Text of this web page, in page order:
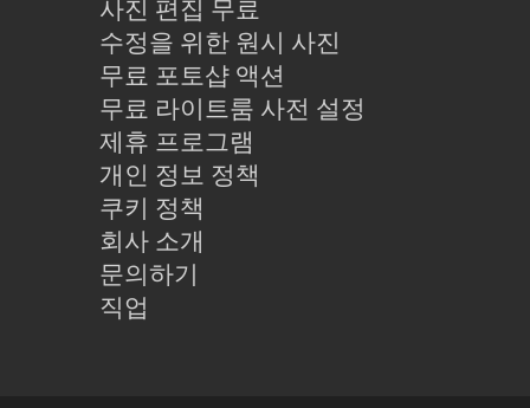
사진 편집 무료
수정을 위한 원시 사진
무료 포토샵 액션
무료 라이트룸 사전 설정
제휴 프로그램
개인 정보 정책
쿠키 정책
회사 소개
문의하기
직업